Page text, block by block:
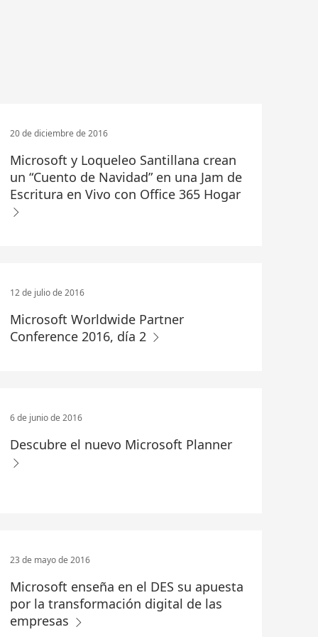
20 de diciembre de 2016
Microsoft y Loqueleo Santillana crean
un “Cuento de Navidad” en una Jam de
Escritura en Vivo con Office 365 Hogar
12 de julio de 2016
Microsoft Worldwide Partner
Conference 2016, día 2
6 de junio de 2016
Descubre el nuevo Microsoft Planner
23 de mayo de 2016
Microsoft enseña en el DES su apuesta
por la transformación digital de las
empresas